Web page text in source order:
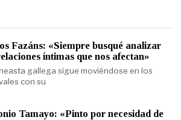
Fazáns: «Siempre busqué analizar
íntimas que nos afectan»
gallega sigue moviéndose en los
con su
Tamayo: «Pinto por necesidad de